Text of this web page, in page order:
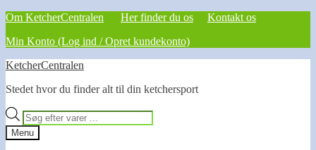
Om KetcherCentralen Her finder du os
Kontakt os
Min Konto (Log ind / Opret kundekonto)
Spring
navigation
Spring
indhold
KetcherCentralen
Stedet hvor du finder alt til din ketchersport
Products
search
Menu